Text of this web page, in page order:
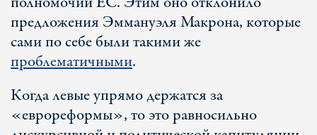
предложения Эммануэля Макрона, которые
сами по себе были такими же
проблематичными.
Когда левые упрямо держатся за
«еврореформы», то это равносильно